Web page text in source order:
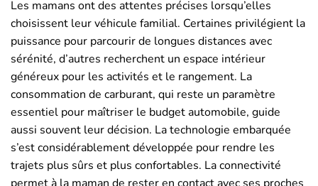
Les mamans ont des attentes précises lorsqu’elles
choisissent leur véhicule familial. Certaines privilégient la
puissance pour parcourir de longues distances avec
sérénité, d’autres recherchent un espace intérieur
généreux pour les activités et le rangement. La
consommation de carburant, qui reste un paramètre
essentiel pour maîtriser le budget automobile, guide
aussi souvent leur décision. La technologie embarquée
s’est considérablement développée pour rendre les
trajets plus sûrs et plus confortables. La connectivité